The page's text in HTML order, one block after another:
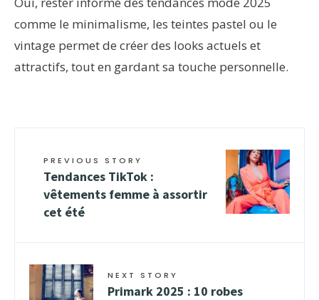
comme le minimalisme, les teintes pastel ou le
vintage permet de créer des looks actuels et
attractifs, tout en gardant sa touche personnelle.
PREVIOUS STORY
Tendances TikTok :
vêtements femme à assortir
cet été
NEXT STORY
Primark 2025 : 10 robes